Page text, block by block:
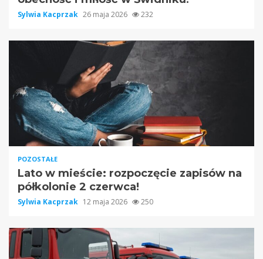
Sylwia Kacprzak 26 maja 2026 232
POZOSTAŁE
Lato w mieście: rozpoczęcie zapisów na
półkolonie 2 czerwca!
Sylwia Kacprzak 12 maja 2026 250